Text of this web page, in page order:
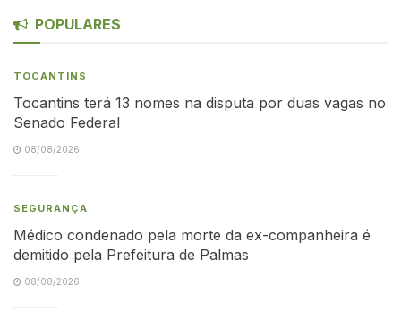
POPULARES
TOCANTINS
Tocantins terá 13 nomes na disputa por duas vagas no
Senado Federal
08/08/2026
SEGURANÇA
Médico condenado pela morte da ex-companheira é
demitido pela Prefeitura de Palmas
08/08/2026